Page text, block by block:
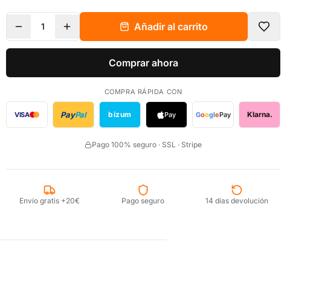
1 Añadir al carrito
Comprar ahora
COMPRA RÁPIDA CON
VISA PayPal bizum Pay GooglePay Klarna.
Pago 100% seguro · SSL · Stripe
Envío gratis +20€ Pago seguro 14 días devolución